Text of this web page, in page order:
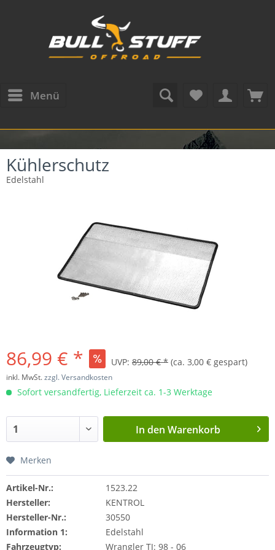
Menü
Kühlerschutz
Edelstahl
86,99 € * UVP: 89,00 € * (ca. 3,00 € gespart)
inkl. MwSt.zzgl. Versandkosten
Sofort versandfertig, Lieferzeit ca. 1-3 Werktage
In den Warenkorb
Merken
Artikel-Nr.:
1523.22
Hersteller:
KENTROL
Hersteller-Nr.:
30550
Information 1:
Edelstahl
Fahrzeugtyp:
Wrangler TJ: 98 - 06